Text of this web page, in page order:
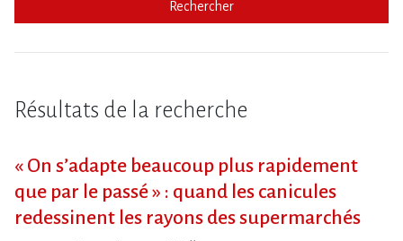
Rechercher
Résultats de la recherche
« On s​‌’adapte beaucoup plus rapidement
que par le passé » : quand les canicules
redessinent les rayons des supermarchés